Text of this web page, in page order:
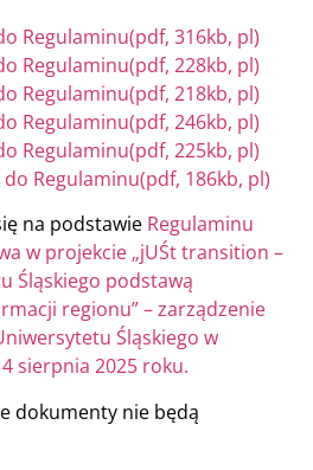
Regulaminu(pdf, 316kb, pl)
Regulaminu(pdf, 228kb, pl)
Regulaminu(pdf, 218kb, pl)
Regulaminu(pdf, 246kb, pl)
Regulaminu(pdf, 225kb, pl)
Regulaminu(pdf, 186kb, pl)
na podstawie Regulaminu
w projekcie „jUŚt transition –
Śląskiego podstawą
regionu” – zarządzenie
Śląskiego w
sierpnia 2025 roku.
dokumenty nie będą